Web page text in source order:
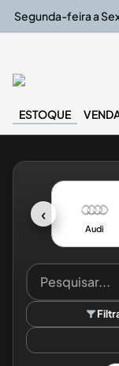
Segunda-feira a
ESTOQUE
‹
Audi